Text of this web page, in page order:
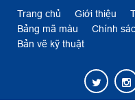
Trang chủ Giới thiệu
Bảng mã màu
Chính
Bản vẽ kỹ thuật